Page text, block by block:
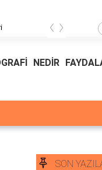
Ödeal
‹ ›
NEDİR
SON